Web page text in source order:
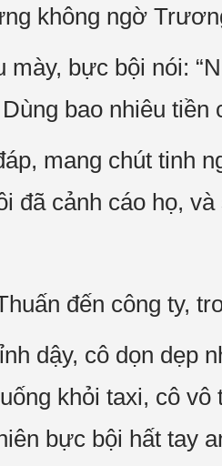
không ngờ
mày, bực bội nói:
bao nhiêu tiền
mang chút tinh
đã cảnh cáo họ,
đến công ty,
dậy, cô dọn dẹp
khỏi taxi, cô
bực bội hất tay